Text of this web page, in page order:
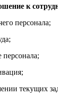
к
персонала;
персонала;
текущих